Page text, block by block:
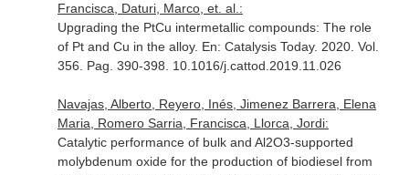
Francisca, Daturi, Marco, et. al.:
Upgrading the PtCu intermetallic compounds: The role
of Pt and Cu in the alloy. En: Catalysis Today. 2020. Vol.
356. Pag. 390-398. 10.1016/j.cattod.2019.11.026
Navajas, Alberto, Reyero, Inés, Jimenez Barrera, Elena
Maria, Romero Sarria, Francisca, Llorca, Jordi:
Catalytic performance of bulk and Al2O3-supported
molybdenum oxide for the production of biodiesel from